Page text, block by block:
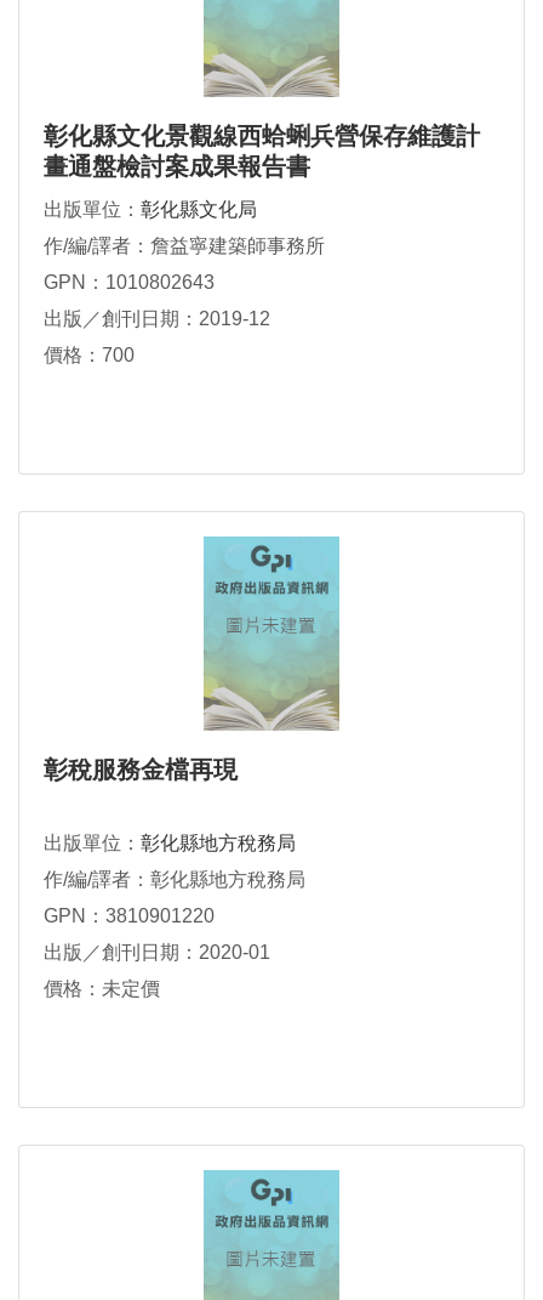
彰化縣文化景觀線西蛤蜊兵營保存維護計
畫通盤檢討案成果報告書
出版單位： 彰化縣文化局
作/編/譯者：詹益寧建築師事務所
GPN：1010802643
出版／創刊日期：2019-12
價格：700
彰稅服務金檔再現
出版單位： 彰化縣地方稅務局
作/編/譯者：彰化縣地方稅務局
GPN：3810901220
出版／創刊日期：2020-01
價格：未定價